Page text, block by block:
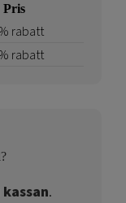
Pris
rabatt
rabatt
kassan.